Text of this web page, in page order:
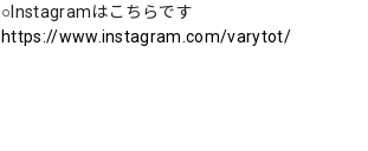
○Instagramはこちらです
https://www.instagram.com/varytot/